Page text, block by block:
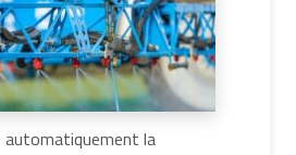
automatiquement la